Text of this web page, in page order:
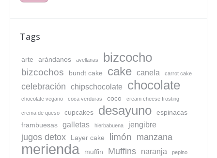
Tags
arte arándanos avellanas bizcocho
bizcochos bundt cake cake canela carrot cake
celebración chipschocolate chocolate
chocolate vegano coca verduras coco cream cheese frosting
crema de queso cupcakes desayuno
espinacas
frambuesas
galletas hierbabuena jengibre
jugos detox Layer cake limón manzana
merienda muffin Muffins naranja pepino